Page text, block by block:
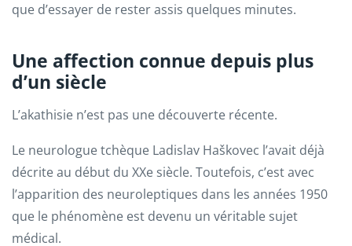
que d’essayer de rester assis quelques minutes.
Une affection connue depuis plus
d’un siècle
L’akathisie n’est pas une découverte récente.
Le neurologue tchèque Ladislav Haškovec l’avait déjà
décrite au début du XXe siècle. Toutefois, c’est avec
l’apparition des neuroleptiques dans les années 1950
que le phénomène est devenu un véritable sujet
médical.